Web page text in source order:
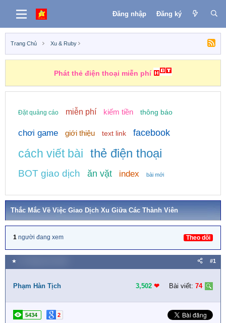
Đăng nhập Đăng ký
Trang Chủ Xu & Ruby
Phát thẻ điện thoại miễn phí
Đặt quảng cáo miễn phí kiếm tiền thông báo
chơi game giới thiệu text link facebook
cách viết bài thẻ điện thoại
BOT giao dịch ăn vặt index bài mới
Thắc Mắc Về Việc Giao Dịch Xu Giữa Các Thành Viên
1 người đang xem Theo dõi
★ #1
Phạm Hàn Tịch 3,502 ❤︎ Bài viết: 74
5434 2